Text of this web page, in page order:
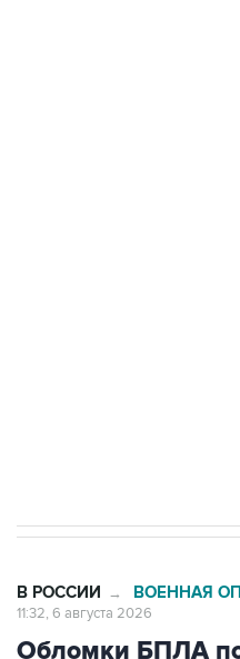
В РОССИИ → ВОЕННАЯ
11:32, 6 августа 2026
Обломки БПЛА